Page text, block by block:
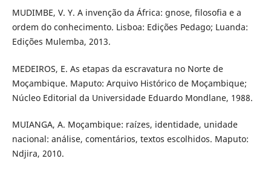
MUDIMBE, V. Y. A invenção da África: gnose, filosofia e a
ordem do conhecimento. Lisboa: Edições Pedago; Luanda:
Edições Mulemba, 2013.
MEDEIROS, E. As etapas da escravatura no Norte de
Moçambique. Maputo: Arquivo Histórico de Moçambique;
Núcleo Editorial da Universidade Eduardo Mondlane, 1988.
MUIANGA, A. Moçambique: raízes, identidade, unidade
nacional: análise, comentários, textos escolhidos. Maputo:
Ndjira, 2010.